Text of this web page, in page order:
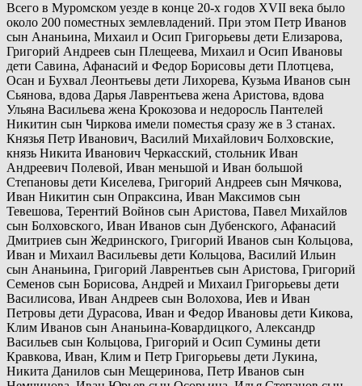
Всего в Муромском уезде в конце 20-х годов XVII века было
около 200 поместных землевладений. При этом Петр Иванов
сын Ананьина, Михаил и Осип Григорьевы дети Елизарова,
Григорий Андреев сын Плещеева, Михаил и Осип Ивановы
дети Савина, Афанасий и Федор Борисовы дети Плотцева,
Осан и Бухвал Леонтьевы дети Лихорева, Кузьма Иванов сын
Сьянова, вдова Дарья Лаврентьева жена Аристова, вдова
Ульяна Васильева жена Крокозова и недоросль Пантелей
Никитин сын Чиркова имели поместья сразу же в 3 станах.
Князья Петр Иванович, Василий Михайлович Болховские,
князь Никита Иванович Черкасский, стольник Иван
Андреевич Полевой, Иван меньшой и Иван большой
Степановы дети Киселева, Григорий Андреев сын Мячкова,
Иван Никитин сын Опраксина, Иван Максимов сын
Тевешова, Терентий Войнов сын Аристова, Павел Михайлов
сын Болховского, Иван Иванов сын Дубенского, Афанасий
Дмитриев сын Жедринского, Григорий Иванов сын Кольцова,
Иван и Михаил Васильевы дети Кольцова, Василий Ильин
сын Ананьина, Григорий Лаврентьев сын Аристова, Григорий
Семенов сын Борисова, Андрей и Михаил Григорьевы дети
Василисова, Иван Андреев сын Волохова, Иев и Иван
Петровы дети Дурасова, Иван и Федор Ивановы дети Кикова,
Клим Иванов сын Ананьина-Ковардицкого, Александр
Васильев сын Кольцова, Григорий и Осип Сумины дети
Кравкова, Иван, Клим и Петр Григорьевы дети Лукина,
Никита Данилов сын Мещеринова, Петр Иванов сын